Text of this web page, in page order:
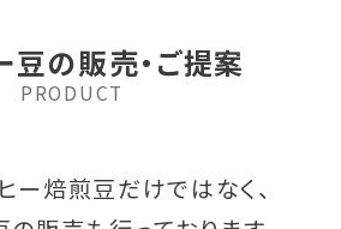
豆の販売・ご提案
PRODUCT
ー焙煎豆だけではなく、